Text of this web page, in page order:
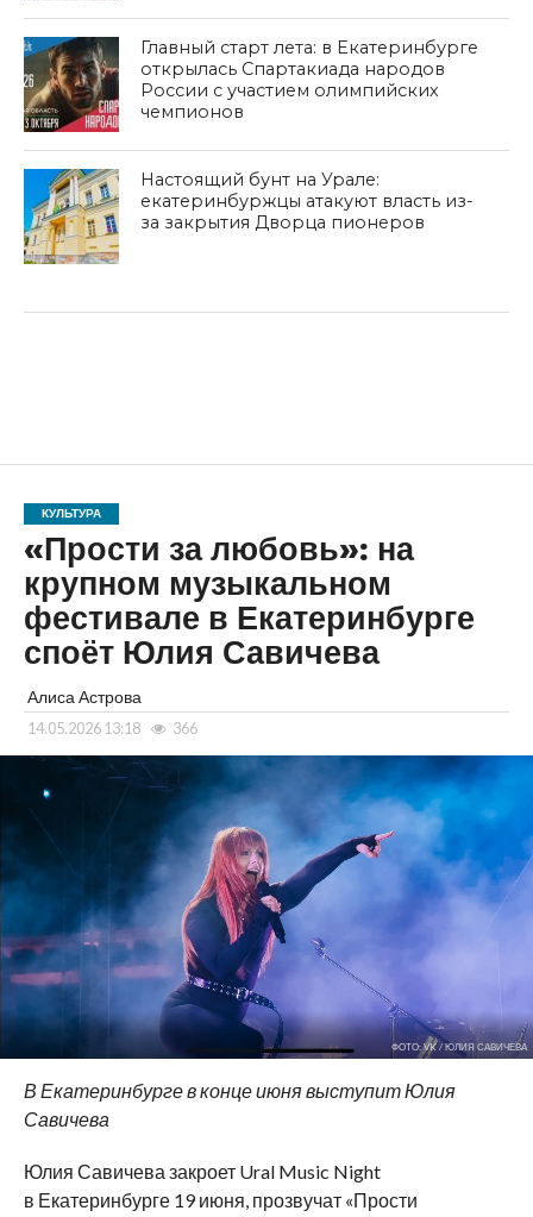
Главный старт лета: в Екатеринбурге
открылась Спартакиада народов
России с участием олимпийских
чемпионов
Настоящий бунт на Урале:
екатеринбуржцы атакуют власть из-
за закрытия Дворца пионеров
КУЛЬТУРА
«Прости за любовь»: на
крупном музыкальном
фестивале в Екатеринбурге
споёт Юлия Савичева
Алиса Астрова
14.05.2026 13:18 366
ФОТО: VK / ЮЛИЯ САВИЧЕВА
В Екатеринбурге вконце июня выступит Юлия
Савичева
Юлия Савичева закроет Ural Music Night
в Екатеринбурге 19 июня, прозвучат «Прости